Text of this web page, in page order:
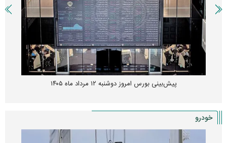
پیش‌بینی بورس امروز دوشنبه ۱۲ مرداد ماه ۱۴۰۵
خودرو